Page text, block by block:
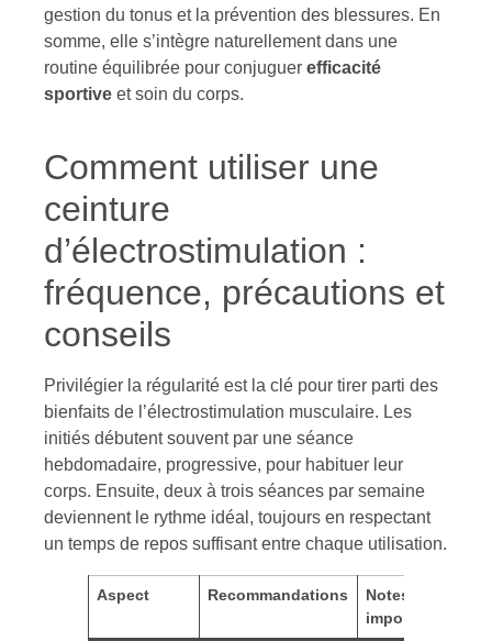
gestion du tonus et la prévention des blessures. En
somme, elle s’intègre naturellement dans une
routine équilibrée pour conjuguer efficacité
sportive et soin du corps.
Comment utiliser une
ceinture
d’électrostimulation :
fréquence, précautions et
conseils
Privilégier la régularité est la clé pour tirer parti des
bienfaits de l’électrostimulation musculaire. Les
initiés débutent souvent par une séance
hebdomadaire, progressive, pour habituer leur
corps. Ensuite, deux à trois séances par semaine
deviennent le rythme idéal, toujours en respectant
un temps de repos suffisant entre chaque utilisation.
Aspect Recommandations
Notes
importantes